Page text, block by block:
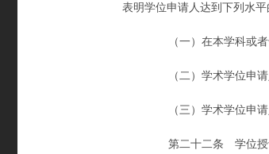
表明学位申请人达到下列水平
（一）在本学科或者
（二）学术学位申请
（三）学术学位申请
第二十二条 学位授予